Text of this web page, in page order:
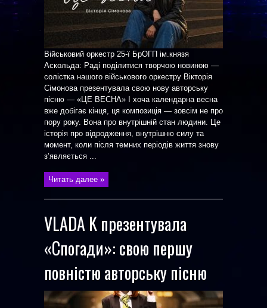
Військовий оркестр 25-ї БрОГП ім.князя
Аскольда: Раді поділитися творчою новиною —
солістка нашого військового оркестру Вікторія
Сімонова презентувала свою нову авторську
пісню — «ЦЕ ВЕСНА» І хоча календарна весна
вже добігає кінця, ця композиція — зовсім не про
пору року. Вона про внутрішній стан людини. Це
історія про відродження, внутрішню силу та
момент, коли після темних періодів життя знову
з’являється ...
Читать далее »
VLADA K презентувала
«Спогади»: свою першу
повністю авторську пісню